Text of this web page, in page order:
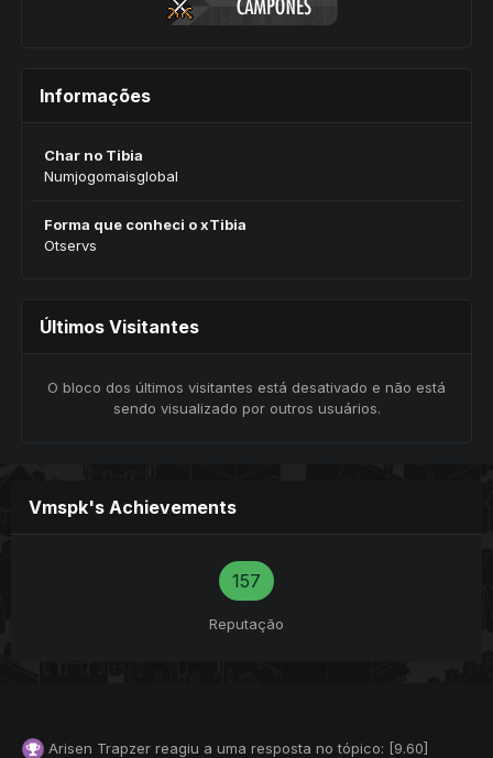
Informações
Char no Tibia
Numjogomaisglobal
Forma que conheci o xTibia
Otservs
Últimos Visitantes
O bloco dos últimos visitantes está desativado e não está
sendo visualizado por outros usuários.
Vmspk's Achievements
157
Reputação
Arisen Trapzer reagiu a uma resposta no tópico: [9.60]